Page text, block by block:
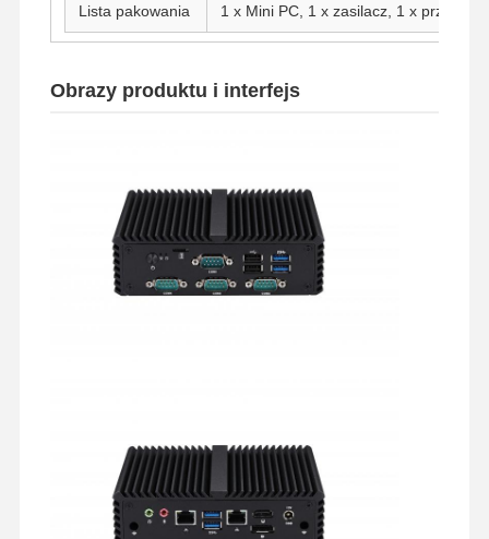
Lista pakowania 1 x Mini PC, 1 x zasilacz, 1 x przewód
Obrazy produktu i interfejs